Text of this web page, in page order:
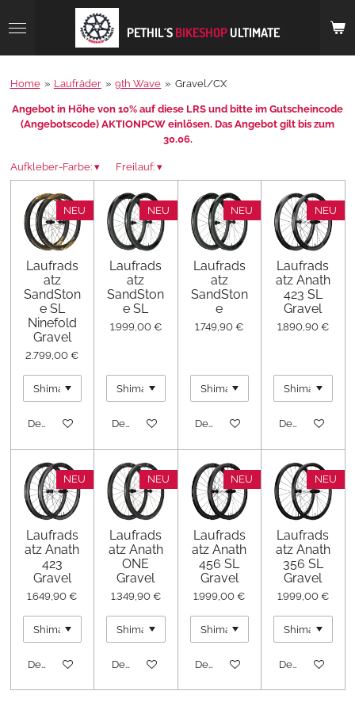
Hauptinhalt
PETHIL´S BIKESHOP ULTIMATE
Home » Laufräder » 9th Wave » Gravel/CX
Angebot in Höhe von 10% auf diese LRS und bitte im Gutscheincode
(Angebotscode) AKTIONPCW einlösen. Das Angebot gilt bis zum
30.06.
Aufkleber-Farbe: ▾ Freilauf: ▾
NEU
Laufrads
atz
SandSton
e SL
Ninefold
Gravel
2.799,00 €
Details anzeigen
NEU
Laufrads
atz
SandSton
e SL
1.999,00 €
Details anzeigen
NEU
Laufrads
atz
SandSton
e
1.749,90 €
Details anzeigen
NEU
Laufrads
atz Anath
423 SL
Gravel
1.890,90 €
Details
NEU
Laufrads
atz Anath
423
Gravel
1.649,90 €
Details anzeigen
NEU
Laufrads
atz Anath
ONE
Gravel
1.349,90 €
Details anzeigen
NEU
Laufrads
atz Anath
456 SL
Gravel
1.999,00 €
Details anzeigen
NEU
Laufrads
atz Anath
356 SL
Gravel
1.999,00 €
Details